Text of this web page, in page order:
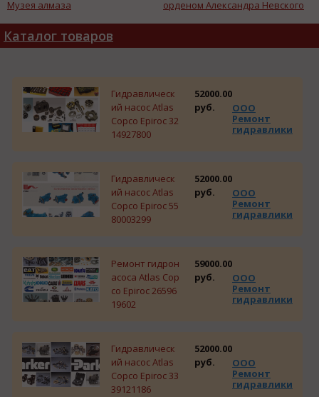
Музея алмаза
орденом Александра Невского
Каталог товаров
Гидравлическ
ий насос Atlas
Copco Epiroc 32
14927800
52000.00
руб.
ООО
Ремонт
гидравлики
Гидравлическ
ий насос Atlas
Copco Epiroc 55
80003299
52000.00
руб.
ООО
Ремонт
гидравлики
Ремонт гидрон
асоса Atlas Cop
co Epiroc 26596
19602
59000.00
руб.
ООО
Ремонт
гидравлики
Гидравлическ
ий насос Atlas
Copco Epiroc 33
39121186
52000.00
руб.
ООО
Ремонт
гидравлики